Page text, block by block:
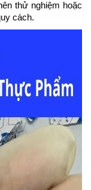
thử nghiệm hoặc
cách.